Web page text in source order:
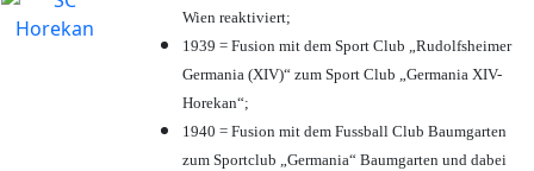
Wien reaktiviert;
1939 = Fusion mit dem Sport Club „Rudolfsheimer
Germania (XIV)“ zum Sport Club „Germania XIV-
Horekan“;
1940 = Fusion mit dem Fussball Club Baumgarten
zum Sportclub „Germania“ Baumgarten und dabei